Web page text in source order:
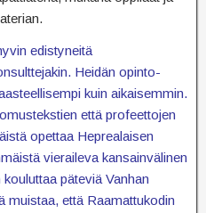
edistyneitä
Heidän opinto-
kuin aikaisemmin.
että profeettojen
opettaa Heprealaisen
vieraileva kansainvälinen
päteviä Vanhan
muistaa, että Raamattukodin